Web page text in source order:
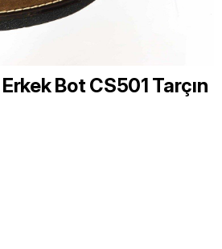
Bot CS501 Tarçın